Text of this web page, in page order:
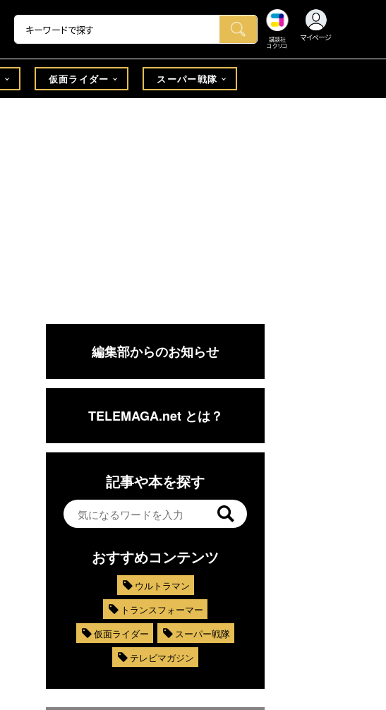
講談社
コクリコ
マイページ
仮面ライダー スーパー戦隊
編集部からのお知らせ
TELEMAGA.net とは？
記事や本を探す
おすすめコンテンツ
ウルトラマン
トランスフォーマー
仮面ライダー
スーパー戦隊
テレビマガジン